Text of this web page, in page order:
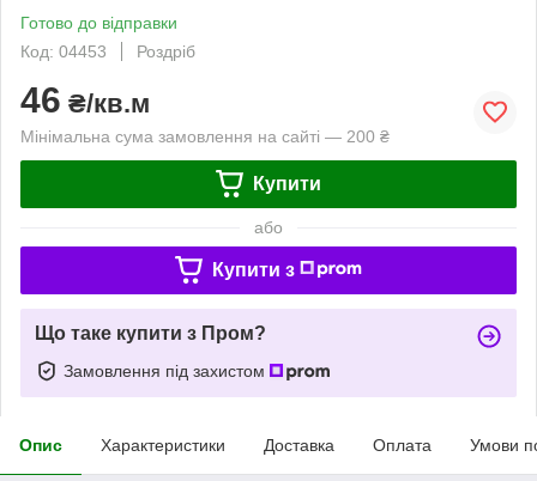
Готово до відправки
Код: 04453
Роздріб
46 ₴/кв.м
Мінімальна сума замовлення на сайті — 200 ₴
Купити
або
Купити з
Що таке купити з Пром?
Замовлення під захистом
Опис Характеристики Доставка Оплата Умови